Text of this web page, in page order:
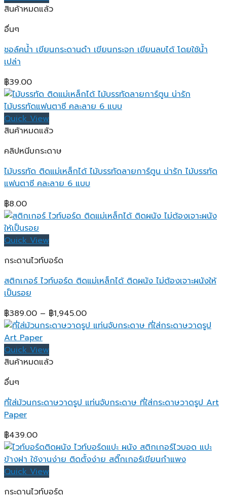
สินค้าหมดแล้ว
อื่นๆ
ชอล์คน้ำ เขียนกระดานดำ เขียนกระจก เขียนลบได้ โดยใช้น้ำ
เปล่า
฿39.00
Quick View
สินค้าหมดแล้ว
คลิปหนีบกระดาษ
ไม้บรรทัด ติดแม่เหล็กได้ ไม้บรรทัดลายการ์ตูน น่ารัก ไม้บรรทัด
แฟนตาซี คละลาย 6 แบบ
฿8.00
Quick View
กระดานไวท์บอร์ด
สติกเกอร์ ไวท์บอร์ด ติดแม่เหล็กได้ ติดผนัง ไม่ต้องเจาะผนังให้
เป็นรอย
฿389.00 – ฿1,945.00Price
range:
Quick View
สินค้าหมดแล้ว
อื่นๆ
ที่ใส่ม้วนกระดาษวาดรูป แท่นจับกระดาษ ที่ใส่กระดาษวาดรูป Art
Paper
฿439.00
Quick View
กระดานไวท์บอร์ด